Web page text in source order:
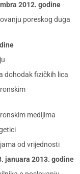
2012. godine
poreskog duga
dohodak fizičkih lica
medijima
od vrijednosti
januara 2013. godine